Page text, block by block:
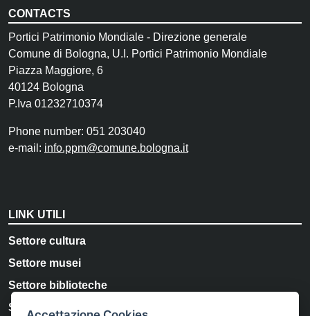
CONTACTS
Portici Patrimonio Mondiale - Direzione generale
Comune di Bologna, U.I. Portici Patrimonio Mondiale
Piazza Maggiore, 6
40124 Bologna
P.Iva 01232710374
Phone number: 051 203040
e-mail: info.ppm@comune.bologna.it
LINK UTILI
Settore cultura
Settore musei
Settore biblioteche
Storia e Memoria di Bologna